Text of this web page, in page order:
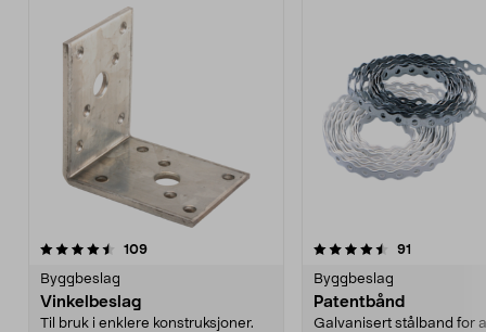
109anmeldelser
Byggbeslag
Vinkelbeslag
Til bruk i enklere konstruksjoner.
4.5 av 5 stjerner 91
Byggbeslag
Patentbånd
Galvanisert stålband for
4.5 av 5 stjerner